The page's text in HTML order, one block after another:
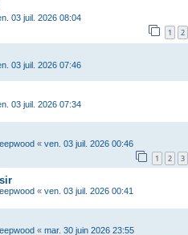
03 juil. 2026 08:04
1 2
03 juil. 2026 07:46
03 juil. 2026 07:34
« ven. 03 juil. 2026 00:46
1 2 3
« ven. 03 juil. 2026 00:41
« mar. 30 juin 2026 23:55